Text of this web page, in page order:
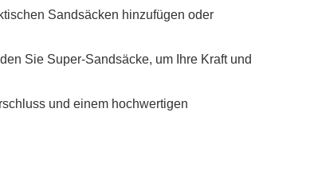
Sandsäcken hinzufügen oder
Sie Super-Sandsäcke, um Ihre Kraft und
und einem hochwertigen